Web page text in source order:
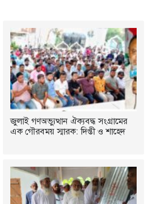
জুলাই গণঅভ্যুত্থান ঐক্যবদ্ধ সংগ্রামের
এক গৌরবময় স্মারক: দিপ্তী ও শাহেদ